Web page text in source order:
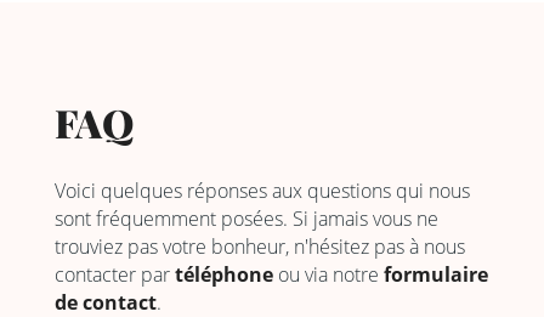
FAQ
Voici quelques réponses aux questions qui nous
sont fréquemment posées. Si jamais vous ne
trouviez pas votre bonheur, n'hésitez pas à nous
contacter partéléphoneou via notre formulaire
de contact.